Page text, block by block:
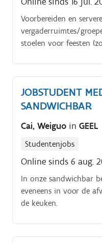
Voorbereiden en
vergaderruimtes/
stoelen voor feesten
JOBSTUDENT
SANDWICHBAR
Cai, Weiguo in GEEL
Studentenjobs
Online sinds 6 aug.
In onze sandwichbar
eveneens in voor de
de keuken.